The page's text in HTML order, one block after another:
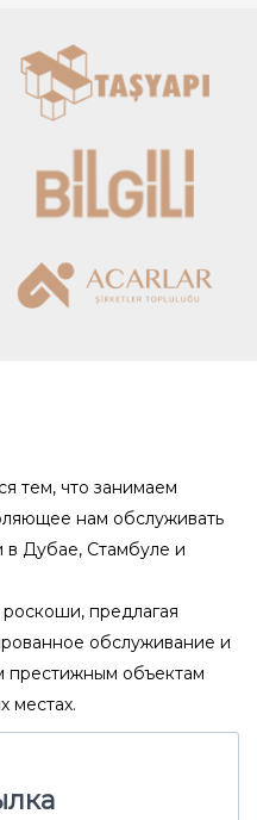
тем, что занимаем
нам обслуживать
Дубае, Стамбуле и
предлагая
обслуживание и
престижным объектам
местах.